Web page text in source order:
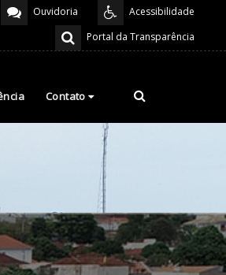
Acessibilidade
Ouvidoria
Portal da Transparência
Contato